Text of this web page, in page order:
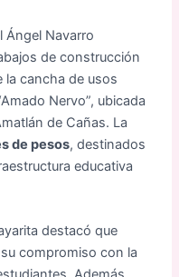
Ángel Navarro
de construcción
la cancha de usos
Nervo”, ubicada
de Cañas. La
de pesos, destinados
educativa
destacó que
compromiso con la